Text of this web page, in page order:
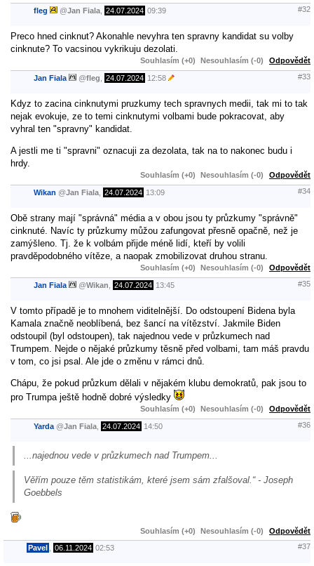
fleg @Jan Fiala 24.07.2024 09:39 #32
Preco hned cinknut? Akonahle nevyhra ten spravny kandidat su volby
cinknute? To vacsinou vykrikuju dezolati.
Souhlasím (+0) Nesouhlasím (-0) Odpovědět
Jan Fiala @fleg 24.07.2024 12:58 #33
Kdyz to zacina cinknutymi pruzkumy tech spravnych medii, tak mi to tak
nejak evokuje, ze to temi cinknutymi volbami bude pokracovat, aby
vyhral ten "spravny" kandidat.
A jestli me ti "spravni" oznacuji za dezolata, tak na to nakonec budu i
hrdy.
Souhlasím (+0) Nesouhlasím (-0) Odpovědět
Wikan @Jan Fiala 24.07.2024 13:09 #34
Obě strany mají "správná" média a v obou jsou ty průzkumy "správně"
cinknuté. Navíc ty průzkumy můžou zafungovat přesně opačně, než je
zamýšleno. Tj. že k volbám přijde méně lidí, kteří by volili
pravděpodobného vítěze, a naopak zmobilizovat druhou stranu.
Souhlasím (+0) Nesouhlasím (-0) Odpovědět
Jan Fiala @Wikan 24.07.2024 13:45 #35
V tomto případě je to mnohem viditelnější. Do odstoupení Bidena byla
Kamala značně neoblíbená, bez šancí na vítězství. Jakmile Biden
odstoupil (byl odstoupen), tak najednou vede v průzkumech nad
Trumpem. Nejde o nějaké průzkumy těsně před volbami, tam máš pravdu
v tom, co jsi psal. Ale jde o změnu v rámci dnů.
Chápu, že pokud průzkum dělali v nějakém klubu demokratů, pak jsou to
pro Trumpa ještě hodně dobré výsledky
Souhlasím (+0) Nesouhlasím (-0) Odpovědět
Yarda @Jan Fiala 24.07.2024 14:50 #36
...najednou vede v průzkumech nad Trumpem...
Věřím pouze těm statistikám, které jsem sám zfalšoval.“ - Joseph
Goebbels
Souhlasím (+0) Nesouhlasím (-0) Odpovědět
Pavel 06.11.2024 02:53 #37